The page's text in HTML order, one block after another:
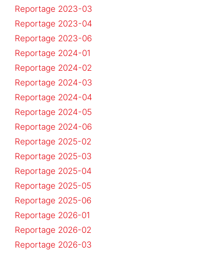
Reportage 2023-03
Reportage 2023-04
Reportage 2023-06
Reportage 2024-01
Reportage 2024-02
Reportage 2024-03
Reportage 2024-04
Reportage 2024-05
Reportage 2024-06
Reportage 2025-02
Reportage 2025-03
Reportage 2025-04
Reportage 2025-05
Reportage 2025-06
Reportage 2026-01
Reportage 2026-02
Reportage 2026-03